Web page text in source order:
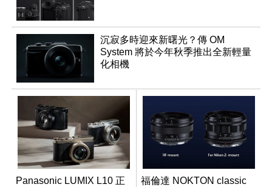
沉寂多時迎來新曙光？傳 OM
System 將於今年秋季推出全新輕量
化相機
Panasonic LUMIX L10 正
福倫達 NOKTON classic